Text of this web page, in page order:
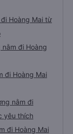
Hoàng Mai từ
nằm đi Hoàng
đi Hoàng Mai
nằm đi
yêu thích
đi Hoàng Mai